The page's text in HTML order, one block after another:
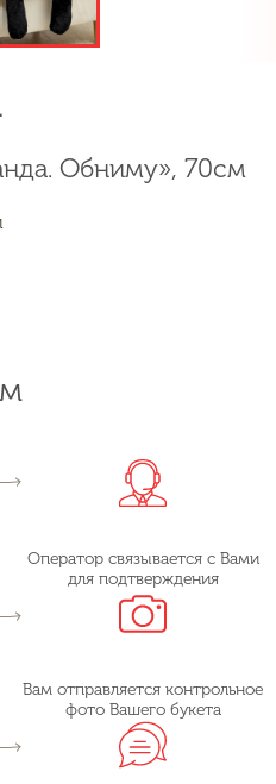
Обниму», 70см
Оператор связывается с Вами
для подтверждения
Вам отправляется контрольное
фото Вашего букета